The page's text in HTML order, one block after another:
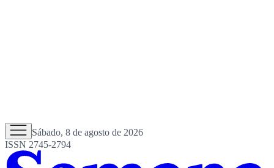
Sábado, 8 de agosto de 2026
ISSN 2745-2794